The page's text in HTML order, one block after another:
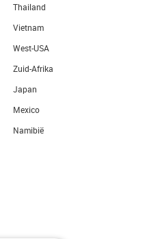
Thailand
Vietnam
West-USA
Zuid-Afrika
Japan
Mexico
Namibië